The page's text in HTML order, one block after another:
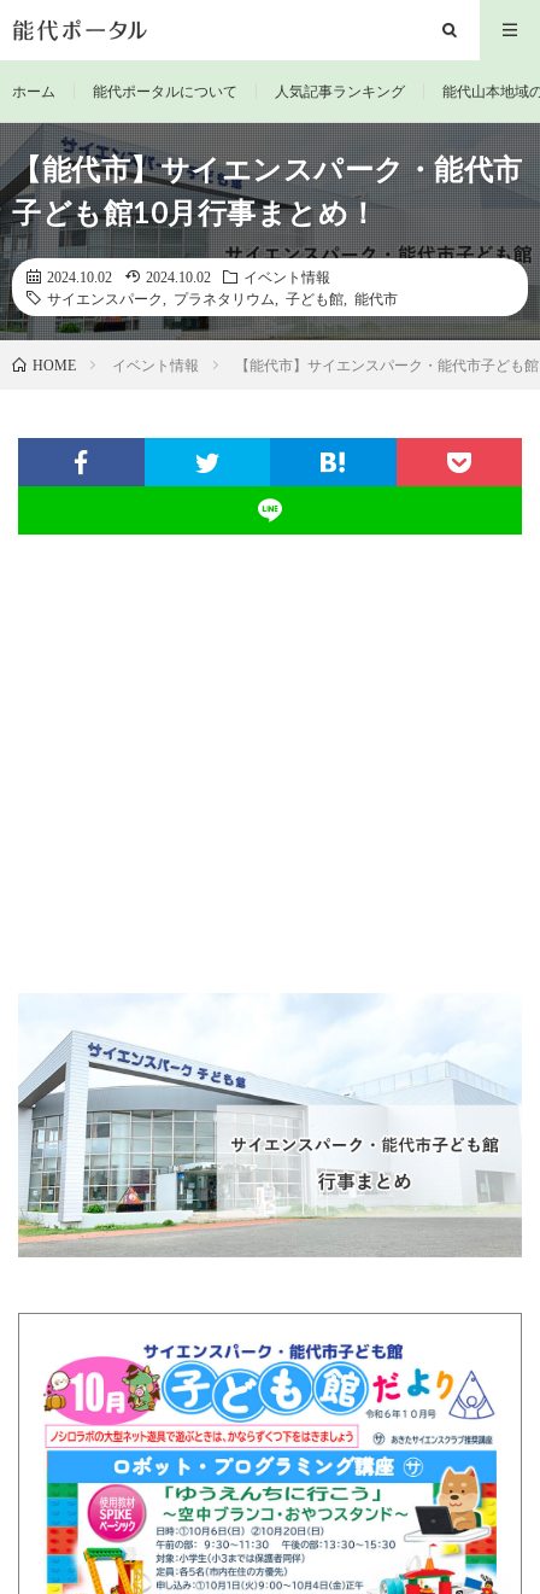
ホーム 能代ポータルについて 人気記事ランキング 能代山本地域
【能代市】サイエンスパーク・能代市
子ども館10月行事まとめ！
2024.10.02 2024.10.02
イベント情報
サイエンスパーク
プラネタリウム 子ども館 能代市
HOME イベント情報 【能代市】サイエンスパーク・能代市子ども